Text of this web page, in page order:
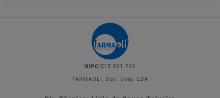
NIPC: 515 801 216
FARMAOLI, Soc. Unip. LDA